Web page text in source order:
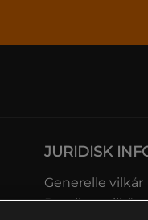
JURIDISK
Generelle vilkår
Betalingsvilkår